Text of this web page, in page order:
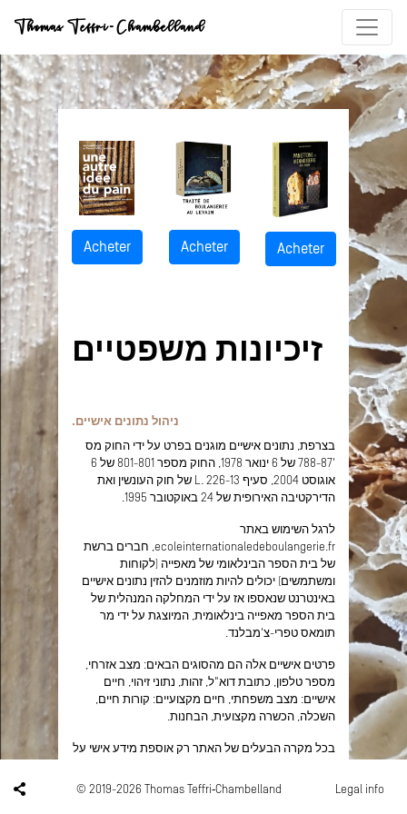
Acheter Acheter Acheter
זיכיונות משפטיים
ניהול נתונים אישיים.
בצרפת, נתונים אישיים מוגנים בפרט על ידי החוק מס
'788-87 של 6 ינואר 1978, החוק מספר 801-801 של 6
אוגוסט 2004, סעיף L. 226-13 של חוק העונשין ואת
הדירקטיבה האירופית של 24 באוקטובר 1995.
לרגל השימוש באתר
ecoleinternationaledeboulangerie.fr, חברים ברשת
של בית הספר הבינלאומי של מאפייה (לקוחות
ומשתמשים) יכולים להיות מוזמנים להזין נתונים אישיים
באינטרנט שנאספו אז על ידי המחלקה המנהלית של
בית הספר מאפייה בינלאומית, המיוצגת על ידי מר
תומאס טפרי-צ'מבלנד.
פרטים אישיים אלה הם מהסוגים הבאים: מצב אזרחי,
מספר טלפון, כתובת דוא"ל, זהות, נתוני זיהוי, חיים
אישיים: מצב משפחתי, חיים מקצועיים: קורות חיים,
השכלה, הכשרה מקצועית, הבחנות.
בכל מקרה הבעלים של האתר רק אוספת מידע אישי על
על ידי האתר ecoleinternationaledeboulangerie.fr. Legal info
© 2019-2026 Thomas Teffri‑Chambelland